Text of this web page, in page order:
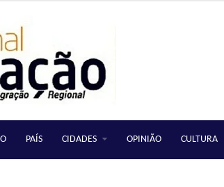
PAÍS CIDADES OPINIÃO CULTURA